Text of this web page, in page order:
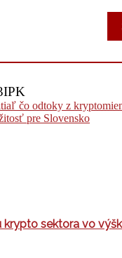
čo odtoky z
pre Slovensko
sektora vo